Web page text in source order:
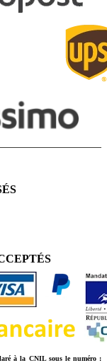
à la CNIL sous le numéro :